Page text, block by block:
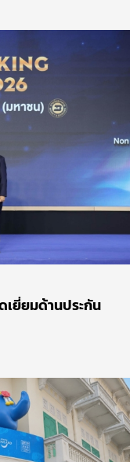
เยี่ยมด้านประกัน